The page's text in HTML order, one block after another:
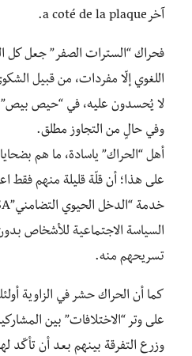
آخرa coté de la plaque.
فحراك “السترات الصفر” جعل كل
اللغوي إلّا مفردات، من قبيل
لا يُحسدون عليه، في “حيص
وفي حالٍ من التجاوز مطلق.
أهل “الحراك” ياسادة، ما هم
على هذا؛ أن قلّة قليلة منهم فقط
السياسة الاجتماعية للأشخاص
تسريحهم منه.
كما أن الحراك حشر في الزاوية
على وتر “الاختلافات” بين
وزرع التفرقة بينهم بعد أن تأكّد